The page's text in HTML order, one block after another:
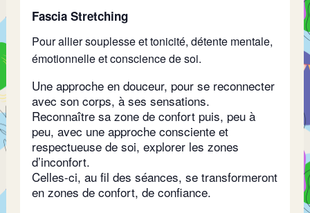
Fascia Stretching
Pour allier souplesse et tonicité, détente mentale,
émotionnelle et conscience de soi.
Une approche en douceur, pour se reconnecter
avec son corps, à ses sensations.
Reconnaître sa zone de confort puis, peu à
peu, avec une approche consciente et
respectueuse de soi, explorer les zones
d’inconfort.
Celles-ci, au fil des séances, se transformeront
en zones de confort, de confiance.